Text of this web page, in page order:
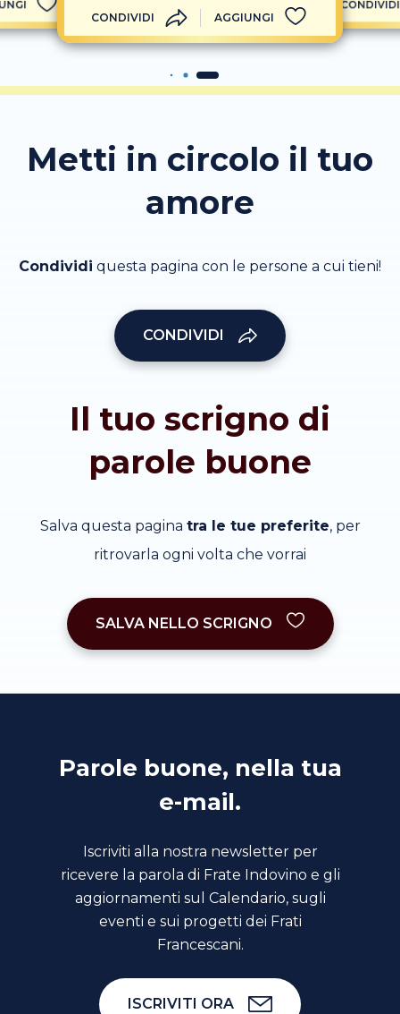
CONDIVIDI AGGIUNGI
CONDIVIDI
Metti in circolo il tuo
amore
Condividi questa pagina con le persone a cui tieni!
CONDIVIDI
Il tuo scrigno di
parole buone
Salva questa pagina tra le tue preferite, per
ritrovarla ogni volta che vorrai
SALVA NELLO SCRIGNO
Parole buone, nella tua
e-mail.
Iscriviti alla nostra newsletter per
ricevere la parola di Frate Indovino e gli
aggiornamenti sul Calendario, sugli
eventi e sui progetti dei Frati
Francescani.
ISCRIVITI ORA